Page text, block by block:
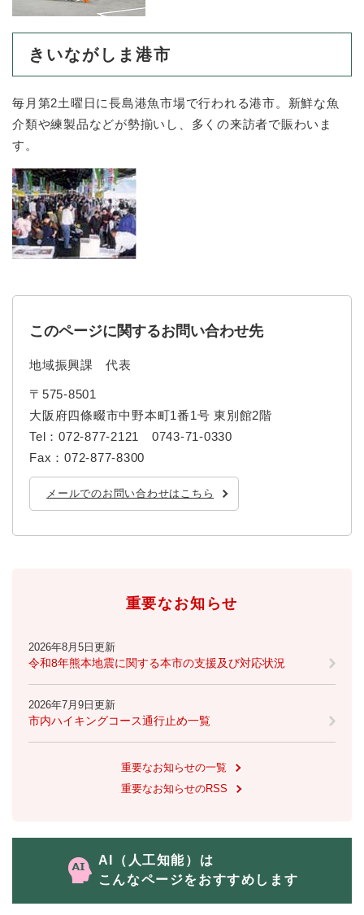
きいながしま港市
毎月第2土曜日に長島港魚市場で行われる港市。新鮮な魚
介類や練製品などが勢揃いし、多くの来訪者で賑わいま
す。
このページに関するお問い合わせ先
地域振興課 代表
〒575-8501
大阪府四條畷市中野本町1番1号 東別館2階
Tel：072-877-2121 0743-71-0330
Fax：072-877-8300
メールでのお問い合わせはこちら
重要なお知らせ
2026年8月5日更新
令和8年熊本地震に関する本市の支援及び対応状況
2026年7月9日更新
市内ハイキングコース通行止め一覧
重要なお知らせの一覧
重要なお知らせのRSS
AI（人工知能）は
こんなページをおすすめします